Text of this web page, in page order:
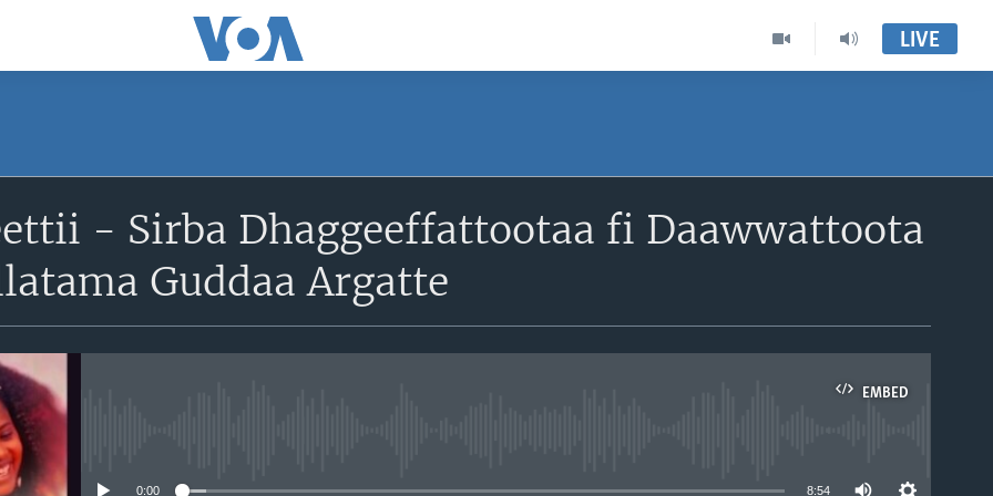
LIVE
- Sirba Dhaggeeffattootaa fi Daawwattoota
Guddaa Argatte
EMBED
0:00 8:54